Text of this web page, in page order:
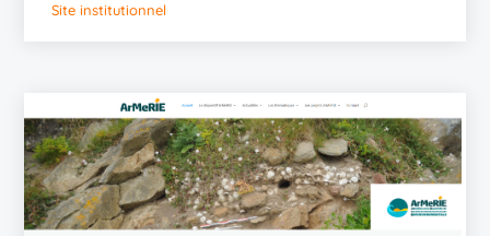
Site institutionnel